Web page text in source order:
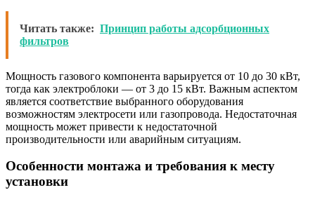
Читать также: Принцип работы адсорбционных
фильтров
Мощность газового компонента варьируется от 10 до 30 кВт,
тогда как электроблоки — от 3 до 15 кВт. Важным аспектом
является соответствие выбранного оборудования
возможностям электросети или газопровода. Недостаточная
мощность может привести к недостаточной
производительности или аварийным ситуациям.
Особенности монтажа и требования к месту
установки